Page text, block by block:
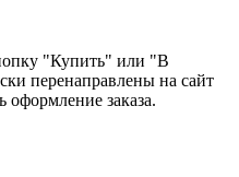
"Купить" или "В
перенаправлены на сайт
оформление заказа.